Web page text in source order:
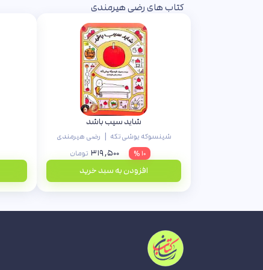
کتاب های رضی هیرمندی
شاید سیب باشد
شینسوکه یوشی تکه
رضی هیرمندی
۱۰ %
۳۱۹,۵۰۰ تومان
افزودن به سبد خرید